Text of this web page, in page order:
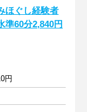
ほぐし経験者
準60分2,840円
円